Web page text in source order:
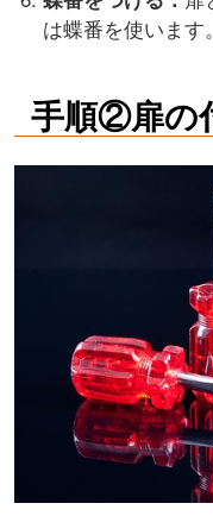
は蝶番を使います
手順②扉の